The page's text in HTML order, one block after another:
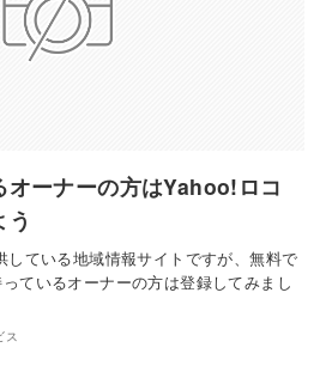
オーナーの方はYahoo!ロコ
している地域情報サイトですが、無料で
ているオーナーの方は登録してみまし
ス